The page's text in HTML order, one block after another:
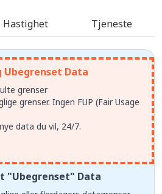
Hastighet Tjeneste
Ubegrenset Data
grenser
grenser. Ingen FUP (Fair Usage
data du vil, 24/7.
"Ubegrenset" Data